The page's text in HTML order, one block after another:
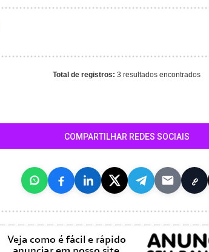
Total de registros: 3 resultados encontrados
COMPARTILHAR REDES SOCIAIS